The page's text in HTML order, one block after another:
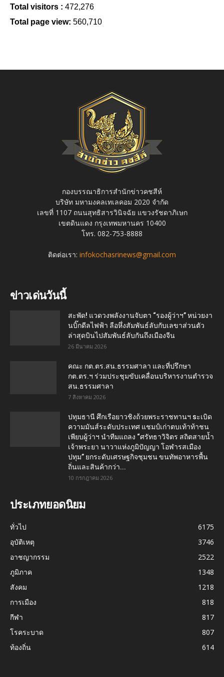
Total visitors : 472,276
Total page view: 560,710
กองบรรณาธิการสำนักข่าวคชสีห์
บริษัท มหามงคลเทเลคอม 2020 จำกัด
เลขที่ 1107 ถนนสุทธิสารวินิจฉัย แขวงรัชดาภิเษก
เขตดินแดง กรุงเทพมหานคร 10400
โทร. 082-753-8888
ติดต่อเรา: infokochasrinews@gmail.com
ข่าวเด่นวันนี้
สะพัด! แวดวงพลังงานจับตา “รองผู้ว่าฯ” หน่วยงา
นบิ๊กดีลไฟฟ้า ลือหึ่งสัมพันธ์ลับกับเลขาส่วนตัว
ล่าสุดบินไปสัมพันธ์ลับกันถึงเมืองจีน
26 มีนาคม 2026
คณะ กต.ตร.สน.ธรรมศาลา และที่ปรึกษา
กต.ตร.ฯ ร่วมประชุมขับเคลื่อนบริหารงานตำรวจ
สน.ธรรมศาลา
7 สิงหาคม 2026
ปทุมธานี ศึกเรือยาวชิงถ้วยพระราชทานฯ sะเบิด
ความมันส์ระดับประเทศ แชมป์เก่าตบเท้าท้าชน
เพียบผู้ว่าฯ นำทีมแถลง “ศรัทธาวิจิตร สถิตสายน้ำ
เจ้าพระยา นาวาแห่งภูมิปัญญา โอฬารสเมือง
ปทุม” ยกระดับเศรษฐกิจชุมชน ขนทัพอาหารพื้น
ถิ่นและสินค้ากว่า...
10 กรกฎาคม 2026
ประเภทยอดนิยม
ทั่วไป
6175
อุบัติเหตุ
3746
อาชญากรรม
2522
ภูมิภาค
1348
สังคม
1218
การเมือง
818
กีฬา
817
โรคระบาด
807
ท้องถิ่น
614